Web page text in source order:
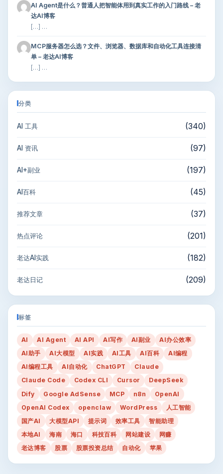
AI Agent是什么？普通人把智能体用到真实工作的入门路线 – 老
达AI博客
[…] …
MCP服务器怎么选？文件、浏览器、数据库和自动化工具连接清
单 – 老达AI博客
[…] …
分类
AI 工具 (340)
AI 资讯 (97)
AI+副业 (197)
AI百科 (45)
推荐文章 (37)
热点评论 (201)
老达AI实践 (182)
老达日记 (209)
标签
AI AI Agent AI API AI写作 AI副业
AI办公效率
AI助手
AI大模型 AI实践 AI工具 AI百科
AI编程
AI编程工具
AI自动化 ChatGPT
Claude
Claude Code
Codex CLI Cursor
DeepSeek
Dify
Google AdSense MCP n8n
OpenAI
OpenAI Codex
openclaw WordPress
人工智能
国产AI
大模型API 提示词 效率工具
智能助理
本地AI
海南 海口 科技百科 网站建设
网赚
老达博客
股票 股票投资总结 自动化 苹果